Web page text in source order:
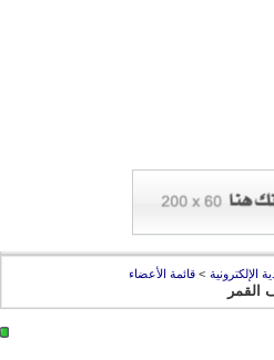
> قائمة الأعضاء